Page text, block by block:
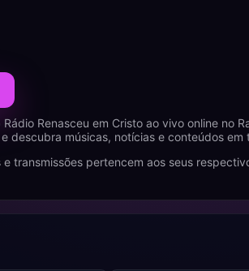
Rádio Renasceu em Cristo ao vivo online no
descubra músicas, notícias e conteúdos em
transmissões pertencem aos seus